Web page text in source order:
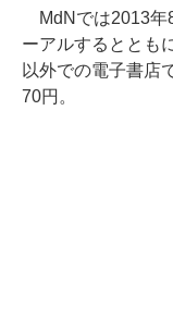
MdNでは2013年
ーアルするととも
以外での電子書店
70円。